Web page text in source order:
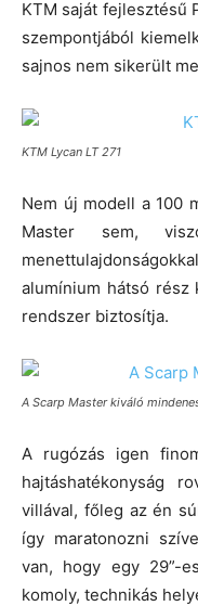
KTM saját fejlesztésű
szempontjából
sajnos nem sikerült
KTM Lycan LT 271
Nem új modell a 100
Master sem,
alumínium hátsó rész
rendszer biztosítja.
A Scarp Master kiváló
A rugózás igen
hajtáshatékonyság
villával, főleg az én
így maratonozni
van, hogy egy 29”-
komoly, technikás